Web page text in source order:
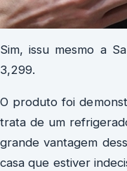
Sim, issu mesmo a
3,299.
O produto foi
trata de um
grande vantagem
casa que estiver